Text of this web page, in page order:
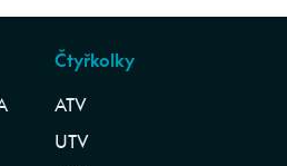
Čtyřkolky
ATV
UTV